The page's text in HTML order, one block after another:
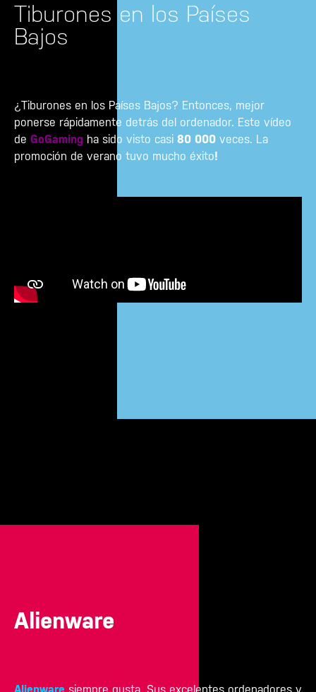
Tiburones en los Países
Bajos
¿Tiburones en los Países Bajos? Entonces, mejor
ponerse rápidamente detrás del ordenador. Este vídeo
de GoGaming ha sido visto casi 80 000 veces. La
promoción de verano tuvo mucho éxito!
Alienware